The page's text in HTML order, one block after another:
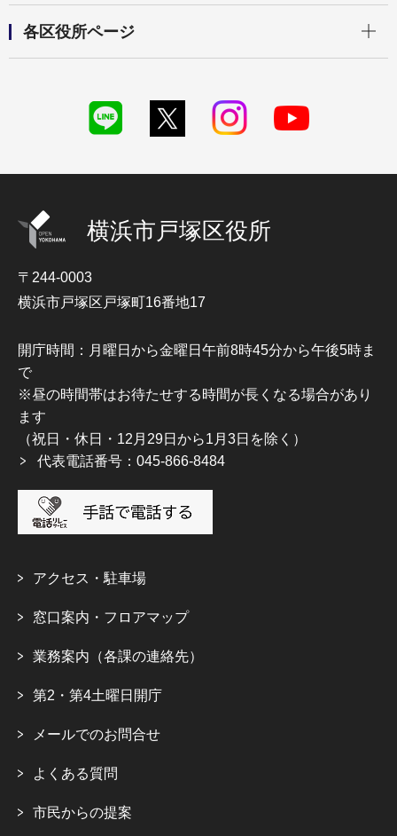
各区役所ページ
横浜市戸塚区役所
〒244-0003
横浜市戸塚区戸塚町16番地17
開庁時間：月曜日から金曜日午前8時45分から午後5時ま
で
※昼の時間帯はお待たせする時間が長くなる場合があり
ます
（祝日・休日・12月29日から1月3日を除く）
代表電話番号：045-866-8484
アクセス・駐車場
窓口案内・フロアマップ
業務案内（各課の連絡先）
第2・第4土曜日開庁
メールでのお問合せ
よくある質問
市民からの提案